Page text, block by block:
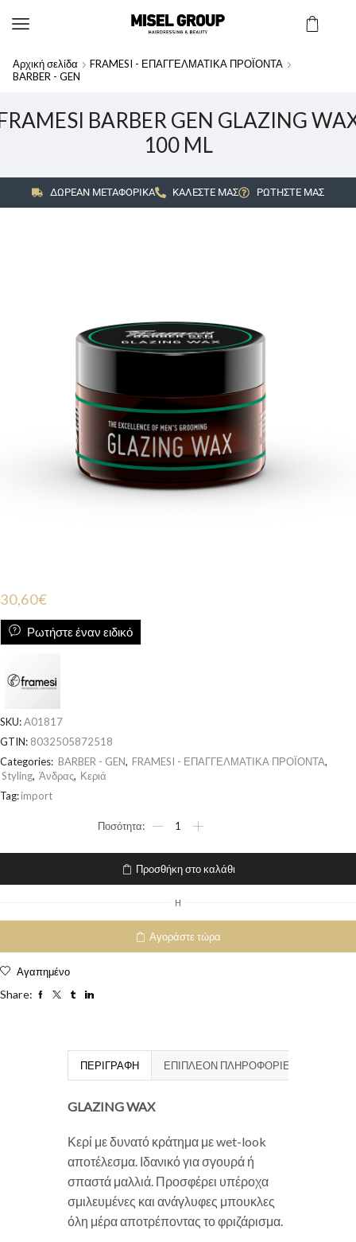
Αρχική σελίδα
FRAMESI - ΕΠΑΓΓΕΛΜΑΤΙΚΑ ΠΡΟΪΟΝΤΑ
BARBER - GEN
BARBER GEN GLAZING
100 ML
ΔΩΡΕΑΝ ΜΕΤΑΦΟΡΙΚΑ ΚΑΛΕΣΤΕ ΜΑΣ ΡΩΤΗΣΤΕ ΜΑΣ
30,60€
Ρωτήστε έναν ειδικό
SKU:A01817
GTIN: 8032505872518
Categories: BARBER - GEN, FRAMESI - ΕΠΑΓΓΕΛΜΑΤΙΚΑ ΠΡΟΪΟΝΤΑ,
Styling, Άνδρας, Κεριά
Tag:import
Προσθήκη στο καλάθι
H
Αγοράστε τώρα
Αγαπημένο
Share:
ΠΕΡΙΓΡΑΦΉ ΕΠΙΠΛΈΟΝ ΠΛΗΡΟΦΟΡΊΕΣ
GLAZING WAX
Κερί με δυνατό κράτημα με wet-look
αποτέλεσμα. Ιδανικό για σγουρά ή
σπαστά μαλλιά. Προσφέρει υπέροχα
σμιλευμένες και ανάγλυφες μπουκλες
όλη μέρα αποτρέποντας το φριζάρισμα.